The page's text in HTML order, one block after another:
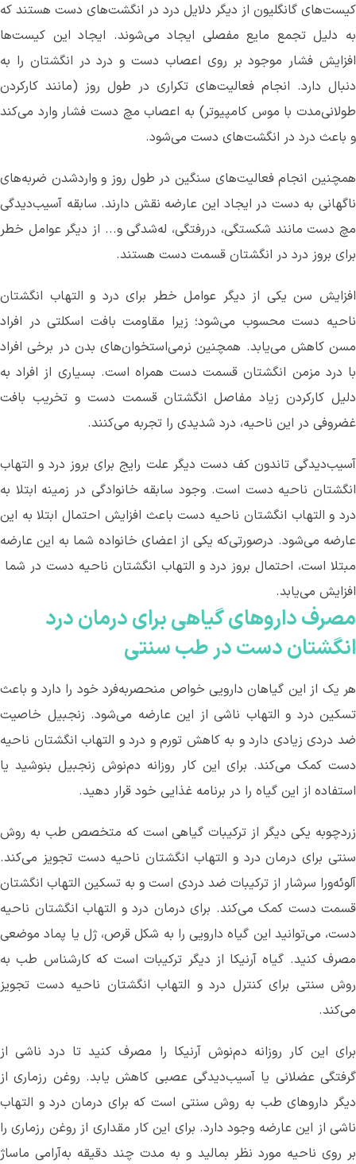
کیست‌های گانگلیون از دیگر دلایل درد در انگشت‌های دست هستند که
به دلیل تجمع مایع مفصلی ایجاد می‌شوند. ایجاد این کیست‌ها
افزایش فشار موجود بر روی اعصاب دست و درد در انگشتان را به
دنبال دارد. انجام فعالیت‌های تکراری در طول روز (مانند کارکردن
طولانی‌مدت با موس کامپیوتر) به اعصاب مچ دست فشار وارد می‌کند
و باعث درد در انگشت‌های دست می‌‌شود.
همچنین انجام فعالیت‌های سنگین در طول روز و واردشدن ضربه‌های
ناگهانی به دست در ایجاد این عارضه نقش دارند. سابقه آسیب‌دیدگی
مچ دست مانند شکستگی، دررفتگی، له‌شدگی و... از دیگر عوامل خطر
برای بروز درد در انگشتان قسمت دست هستند.
افزایش سن یکی از دیگر عوامل خطر برای درد و التهاب انگشتان
ناحیه دست محسوب می‌شود؛ زیرا مقاومت بافت اسکلتی در افراد
مسن کاهش می‌یابد. همچنین نرمی‌استخوان‌های بدن در برخی افراد
با درد مزمن انگشتان قسمت دست همراه است. بسیاری از افراد به
دلیل کارکردن زیاد مفاصل انگشتان قسمت دست و تخریب بافت
غضروفی در این ناحیه، درد شدیدی را تجربه می‌کنند.
آسیب‌دیدگی تاندون کف دست دیگر علت رایج برای بروز درد و التهاب
انگشتان ناحیه دست است. وجود سابقه خانوادگی در زمینه‌ ابتلا به
درد و التهاب انگشتان ناحیه دست باعث افزایش احتمال ابتلا به این
عارضه می‌شود. درصورتی‌که یکی از اعضای خانواده شما به این عارضه
مبتلا است، احتمال بروز درد و التهاب انگشتان ناحیه دست در شما
افزایش می‌یابد.
مصرف‌ داروهای گیاهی برای درمان درد
انگشتان دست در طب سنتی
هر یک از این گیاهان دارویی خواص منحصربه‌فرد خود را دارد و باعث
تسکین درد و التهاب ناشی از این عارضه می‌شود. زنجبیل خاصیت
ضد دردی زیادی دارد و به کاهش تورم و درد و التهاب انگشتان ناحیه
دست کمک می‌کند. برای این کار روزانه دم‌نوش زنجبیل بنوشید یا
استفاده از این گیاه را در برنامه غذایی خود قرار دهید.
زردچوبه یکی دیگر از ترکیبات گیاهی است که متخصص طب به روش
سنتی برای درمان درد و التهاب انگشتان ناحیه دست تجویز می‌کند.
آلوئه‌ورا سرشار از ترکیبات ضد دردی است و به تسکین التهاب انگشتان
قسمت دست کمک می‌کند. برای درمان درد و التهاب انگشتان ناحیه
دست، می‌توانید این گیاه دارویی را به شکل قرص، ژل یا پماد موضعی
مصرف کنید. گیاه آرنیکا از دیگر ترکیبات است که کارشناس طب به
روش سنتی برای کنترل درد و التهاب انگشتان ناحیه دست تجویز
می‌کند.
برای این کار روزانه دم‌نوش آرنیکا را مصرف کنید تا درد ناشی از
گرفتگی عضلانی یا آسیب‌دیدگی عصبی کاهش یابد. روغن رزماری از
دیگر داروهای طب به روش سنتی است که برای درمان درد و التهاب
ناشی از این عارضه وجود دارد. برای این کار مقداری از روغن رزماری را
بر روی ناحیه مورد نظر بمالید و به مدت چند دقیقه به‌آرامی ماساژ